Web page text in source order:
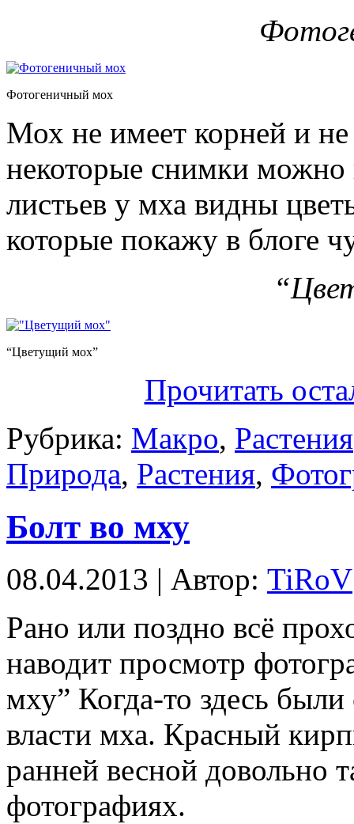
Фотогеничный мох
Мох не имеет корней и не
некоторые снимки можно
листьев у мха видны
которые покажу в блоге
“Цветущий мох”
Прочитать
Рубрика: Макро, Растения
Природа, Растения,
Болт во мху
08.04.2013 | Автор: TiRoV
Рано или поздно всё
наводит просмотр
мху” Когда-то здесь
власти мха. Красный
ранней весной довольно
фотографиях.